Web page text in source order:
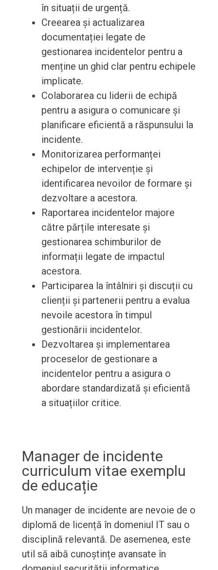
în situații de urgență.
Creearea și actualizarea
documentației legate de
gestionarea incidentelor pentru a
menține un ghid clar pentru echipele
implicate.
Colaborarea cu liderii de echipă
pentru a asigura o comunicare și
planificare eficientă a răspunsului la
incidente.
Monitorizarea performanței
echipelor de intervenție și
identificarea nevoilor de formare și
dezvoltare a acestora.
Raportarea incidentelor majore
către părțile interesate și
gestionarea schimburilor de
informații legate de impactul
acestora.
Participarea la întâlniri și discuții cu
clienții și partenerii pentru a evalua
nevoile acestora în timpul
gestionării incidentelor.
Dezvoltarea și implementarea
proceselor de gestionare a
incidentelor pentru a asigura o
abordare standardizată și eficientă
a situațiilor critice.
Manager de incidente
curriculum vitae exemplu
de educație
Un manager de incidente are nevoie de o
diplomă de licență în domeniul IT sau o
disciplină relevantă. De asemenea, este
util să aibă cunoștințe avansate în